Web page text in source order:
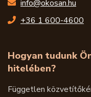
Hogyan tudunk
hitelében?
Független